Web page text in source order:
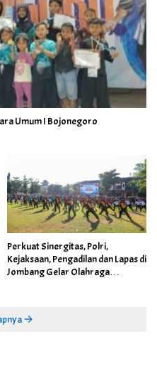
Umum I Bojonegoro
Perkuat Sinergitas, Polri,
Kejaksaan, Pengadilan dan Lapas di
Jombang Gelar Olahraga